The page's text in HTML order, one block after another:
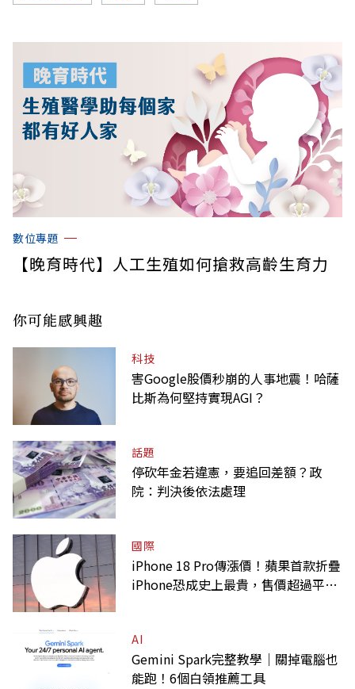
數位專題
【晚育時代】人工生殖如何搶救高齡生育力
你可能感興趣
科技
害Google股價秒崩的人事地震！哈薩
比斯為何堅持實現AGI？
話題
停砍年金若違憲，要追回差額？政
院：判決後依法處理
國際
iPhone 18 Pro傳漲價！蘋果首款折疊
iPhone恐成史上最貴，售價超過平均
AI
Gemini Spark完整教學｜關掉電腦也
能跑！6個白領推薦工具